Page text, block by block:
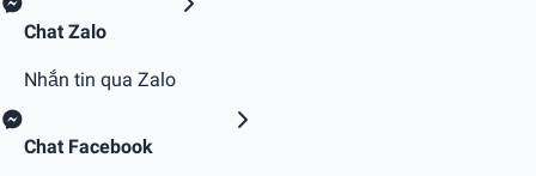
Chat Zalo
Nhắn tin qua Zalo
Chat Facebook